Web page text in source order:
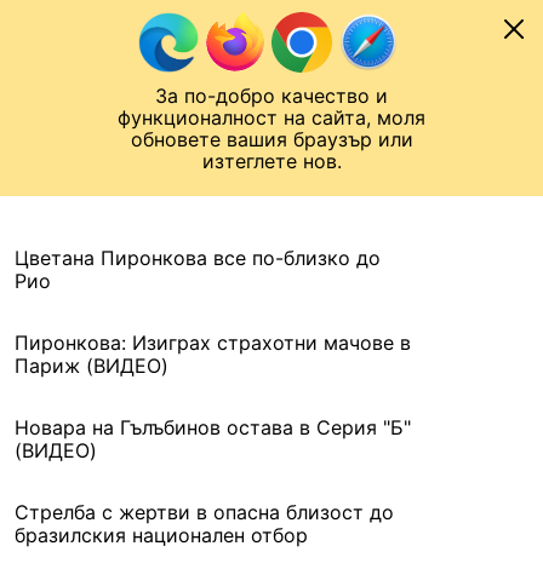
За по-добро качество и
функционалност на сайта, моля
обновете вашия браузър или
изтеглете нов.
Към съдържанието
Лига на Конференциите
Цветана Пиронкова все по-близко до
Рио
Пиронкова: Изиграх страхотни мачове в
Париж (ВИДЕО)
Новара на Гълъбинов остава в Серия "Б"
(ВИДЕО)
Стрелба с жертви в опасна близост до
бразилския национален отбор